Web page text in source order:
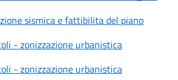
sismica e fattibilita del piano
- zonizzazione urbanistica
- zonizzazione urbanistica